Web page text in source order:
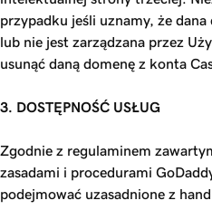
przypadku jeśli uznamy, że dana
lub nie jest zarządzana przez
usunąć daną domenę z konta
3. DOSTĘPNOŚĆ USŁUG
Zgodnie z regulaminem
zasadami i procedurami
podejmować uzasadnione z